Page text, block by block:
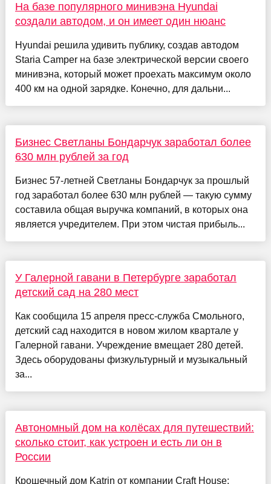
На базе популярного минивэна Hyundai
создали автодом, и он имеет один нюанс
Hyundai решила удивить публику, создав автодом
Staria Camper на базе электрической версии своего
минивэна, который может проехать максимум около
400 км на одной зарядке. Конечно, для дальни...
Бизнес Светланы Бондарчук заработал более
630 млн рублей за год
Бизнес 57-летней Светланы Бондарчук за прошлый
год заработал более 630 млн рублей — такую сумму
составила общая выручка компаний, в которых она
является учредителем. При этом чистая прибыль...
У Галерной гавани в Петербурге заработал
детский сад на 280 мест
Как сообщила 15 апреля пресс-служба Смольного,
детский сад находится в новом жилом квартале у
Галерной гавани. Учреждение вмещает 280 детей.
Здесь оборудованы физкультурный и музыкальный
за...
Автономный дом на колёсах для путешествий:
сколько стоит, как устроен и есть ли он в
России
Крошечный дом Katrin от компании Craft House: